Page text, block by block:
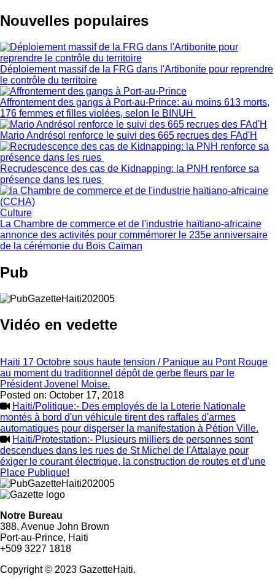
Nouvelles populaires
Déploiement massif de la FRG dans l'Artibonite pour reprendre
le contrôle du territoire
Affrontement des gangs à Port-au-Prince: au moins 613 morts,
176 femmes et filles violées, selon le BINUH
Mario Andrésol renforce le suivi des 665 recrues des FAd'H
Recrudescence des cas de Kidnapping: la PNH renforce sa
présence dans les rues
Culture
La Chambre de commerce et de l'industrie haïtiano-africaine
annonce des activités pour commémorer le 235e anniversaire
de la cérémonie du Bois Caïman
Pub
Vidéo en vedette
Haiti 17 Octobre sous haute tension / Panique au Pont Rouge
au moment du traditionnel dépôt de gerbe fleurs par le
Président Jovenel Moise.
Posted on: October 17, 2018
Haiti/Politique:- Des employés de la Loterie Nationale
montés à bord d'un véhicule tirent des raffales d'armes
automatiques pour disperser la manifestation à Pétion Ville.
Haiti/Protestation:- Plusieurs milliers de personnes sont
descendues dans les rues de St Michel de l'Attalaye pour
éxiger le courant électrique, la construction de routes et d'une
Place Publique!
Notre Bureau
388, Avenue John Brown
Port-au-Prince, Haiti
+509 3227 1818
Copyright © 2023 GazetteHaiti.